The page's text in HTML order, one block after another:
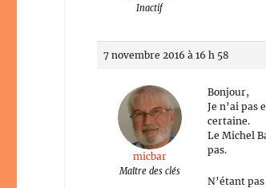
Inactif
7 novembre 2016 à 16 h 58
micbar
Maître des clés
Bonjour,
Je n’ai pas
certaine.
Le Michel
pas.
N’étant